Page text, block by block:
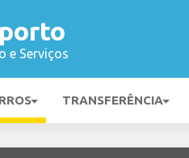
e Serviços
TRANSFERÊNCIA